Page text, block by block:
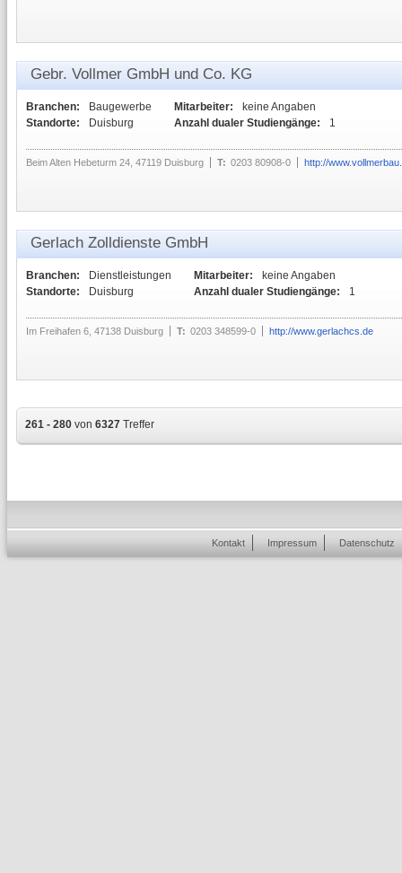
Gebr. Vollmer GmbH und Co. KG
Branchen:
Baugewerbe
Standorte:
Duisburg
Mitarbeiter:
keine Angaben
Anzahl dualer Studiengänge:
1
Beim Alten Hebeturm 24, 47119 Duisburg T: 0203 80908-0 http://
Gerlach Zolldienste GmbH
Branchen:
Dienstleistungen
Standorte:
Duisburg
Mitarbeiter:
keine Angaben
Anzahl dualer Studiengänge:
1
Im Freihafen 6, 47138 Duisburg T: 0203 348599-0 http://www.gerlachcs.de
261 - 280 von 6327 Treffer
Kontakt Impressum Datenschutz